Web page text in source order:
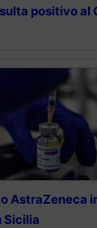
positivo al
AstraZeneca
Sicilia